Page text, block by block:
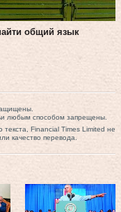
общий язык
любым способом запрещены.
текста, Financial Times Limited не
качество перевода.